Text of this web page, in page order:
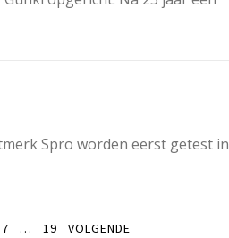
Spro worden eerst getest in
… 19 VOLGENDE